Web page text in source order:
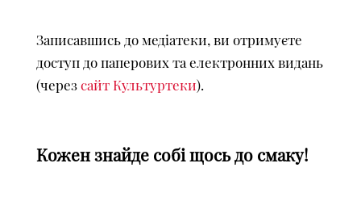
Записавшись до медіатеки, ви отримуєте
доступ до паперових та електронних видань
(черезсайт Культуртеки).
Кожен знайде собі щось до смаку!